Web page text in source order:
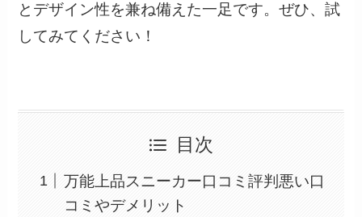
とデザイン性を兼ね備えた一足です。ぜひ、試
してみてください！
目次
万能上品スニーカー口コミ評判悪い口
コミやデメリット